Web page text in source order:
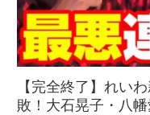
【完全終了】れい
敗！大石晃子・八